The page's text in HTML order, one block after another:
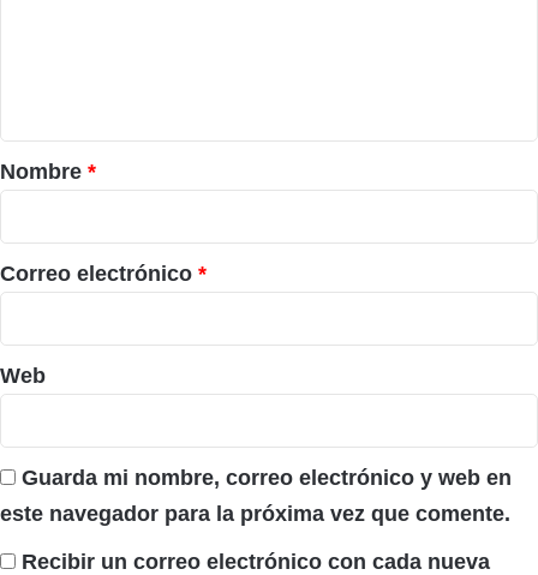
r
i
o
*
Nombre *
Correo electrónico *
Web
Guarda mi nombre, correo electrónico y web en
este navegador para la próxima vez que comente.
Recibir un correo electrónico con cada nueva